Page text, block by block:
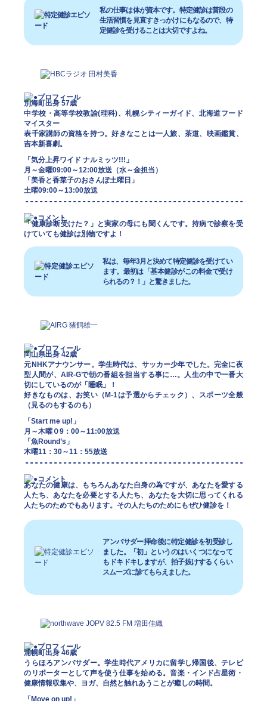
私の仕事は体が資本です。特定健診は普段の
生活習慣を見直すきっかけにもなるので、特
定健診を受けることは大切ですよね。
別海町出身 57歳
中学校・高等学校教諭(理科)、札幌シティーガイド、北海道フード
マイスター
表千家講師の資格を持つ。好きなことは一人旅、茶道、映画鑑賞、
吉本新喜劇。
「気分上昇ワイド ナルミッツ!!!」
月～金曜09:00～12:00放送（水～金担当）
「美香と香菜子のおさんぽ土曜日」
土曜09:00～13:00放送
「健康診断受けた？」と実家の母にも聞くんです。持病で診察を受
けていても健診は別物ですよ！
私は、毎年3月と決めて特定健診を受けてい
ます。最初は「基本健診がこの料金で受け
られるの？！」と驚きました。
岡山県出身 42歳
元NHKアナウンサー。学生時代は、サッカー少年でした。完全に夜
型人間が、AIR-Gで朝の番組を担当する事に…。人生の中で一番大
切にしているのが「睡眠」！
好きなものは、お笑い（M-1は予選からチェック）、スポーツ全般
（見るのもするのも）
「Start me up!」
月～木曜０9：00～11:00放送
「魚Round’s」
木曜11：30～11：55放送
あなたの健康は、もちろんあなた自身の為ですが、あなたを愛する
人たち、あなたを必要とする人たち、あなたを大切に思ってくれる
人たちのためでもあります。その人たちのためにもぜひ健診を！
アンバサダー拝命後に特定健診を初受診し
ました。「初」というのはいくつになって
もドキドキしますが、拍子抜けするくらい
スムーズに診てもらえました。
浦幌町出身 46歳
うらほろアンバサダー。学生時代アメリカに留学し帰国後、テレビ
のリポーターとして声を使う仕事を始める。音楽・インド占星術・
健康情報収集や、ヨガ、自然と触れあうことが癒しの時間。